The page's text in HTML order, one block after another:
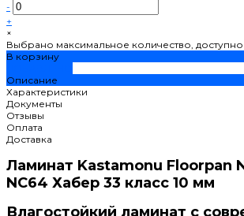
-
+
×
Выбрано максимальное количество,
В корзину
Описание
Характеристики
Документы
Отзывы
Оплата
Доставка
Ламинат Kastamonu Floorpan
NC64 Хабер 33 класс 10 мм
Влагостойкий ламинат с